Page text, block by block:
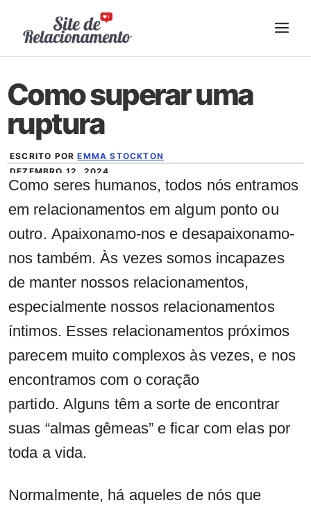
para
o
conteúdo
Como superar uma
ruptura
ESCRITO POREMMA STOCKTON
DEZEMBRO 12, 2024
Como seres humanos, todos nós entramos
em relacionamentos em algum ponto ou
outro. Apaixonamo-nos e desapaixonamo-
nos também. Às vezes somos incapazes
de manter nossos relacionamentos,
especialmente nossos relacionamentos
íntimos. Esses relacionamentos próximos
parecem muito complexos às vezes, e nos
encontramos com o coração
partido. Alguns têm a sorte de encontrar
suas “almas gêmeas” e ficar com elas por
toda a vida.
Normalmente, há aqueles de nós que